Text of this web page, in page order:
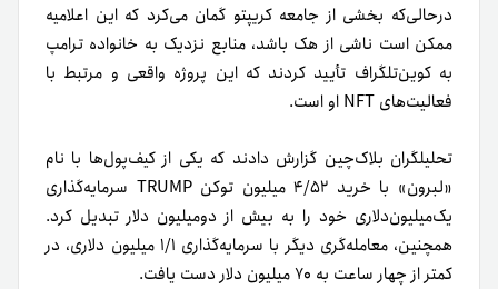
در‌حالی‌که بخشی از جامعه کریپتو گمان می‌کرد که این اعلامیه
ممکن است ناشی از هک باشد، منابع نزدیک به خانواده ترامپ
به کوین‌تلگراف تأیید کردند که این پروژه واقعی و مرتبط با
فعالیت‌های NFT او است.
تحلیلگران بلاک‌چین گزارش دادند که یکی از کیف‌پول‌ها با نام
«لبرون» با خرید ۴/۵۲ میلیون توکن TRUMP سرمایه‌گذاری
یک‌میلیون‌دلاری خود را به بیش از دو‌میلیون دلار تبدیل کرد.
همچنین، معامله‌گری دیگر با سرمایه‌گذاری ۱/۱ میلیون دلاری، در
کمتر از چهار ساعت به ۷۰ میلیون دلار دست یافت.